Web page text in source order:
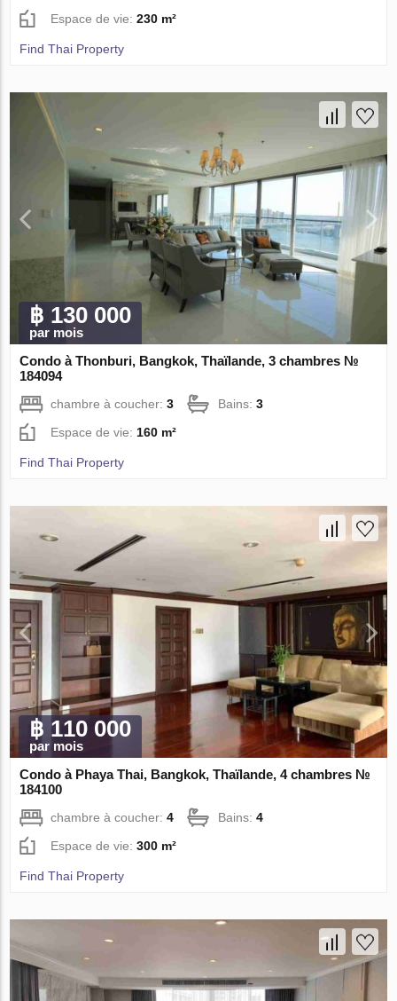
Espace de vie:230 m²
Find Thai Property
฿ 130 000
par mois
Condo à Thonburi, Bangkok, Thaïlande, 3 chambres №
184094
chambre à coucher:3 Bains:3
Espace de vie: 160 m²
Find Thai Property
฿ 110 000
par mois
Condo à Phaya Thai, Bangkok, Thaïlande, 4 chambres №
184100
chambre à coucher:4 Bains:4
Espace de vie:300 m²
Find Thai Property